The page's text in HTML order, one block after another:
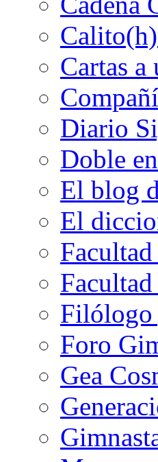
Cartas
Diario
Doble
El blog
El
Filólogo
Foro
Gea